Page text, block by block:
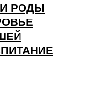
РОДЫ